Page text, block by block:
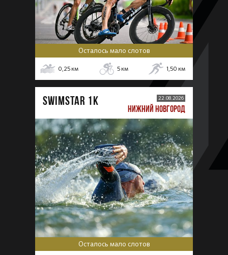
Осталось мало слотов
0,25 км 5 км 1,50 км
SWIMSTAR 1K 22.08.2026
НИЖНИЙ НОВГОРОД
Осталось мало слотов